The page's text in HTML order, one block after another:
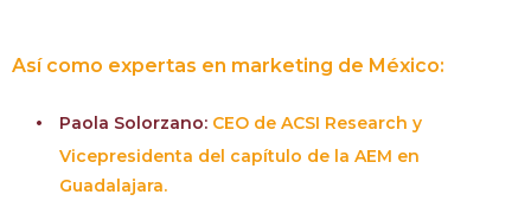
Así como expertas en marketing de México:
Paola Solorzano: CEO de ACSI Research y
Vicepresidenta del capítulo de la AEM en
Guadalajara.